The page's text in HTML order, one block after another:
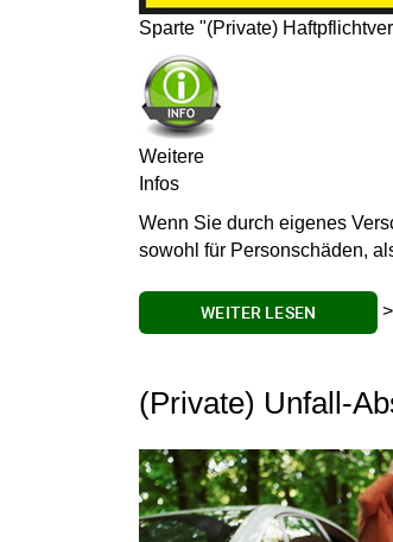
Sparte "(Private)
Weitere
Infos
Wenn Sie durch eigenes
sowohl für Personschäden,
WEITER LESEN
(Private) Unfall-